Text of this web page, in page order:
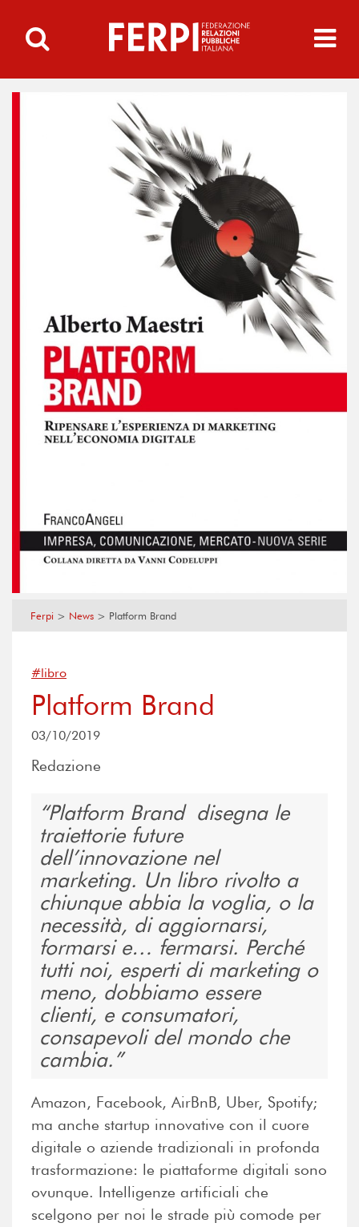
Ferpi > News > Platform Brand
#libro
Platform Brand
03/10/2019
Redazione
Platform Brand disegna le
traiettorie future
dell’innovazione nel
marketing. Un libro rivolto a
chiunque abbia la voglia, o la
necessità, di aggiornarsi,
formarsi e… fermarsi. Perché
tutti noi, esperti di marketing o
meno, dobbiamo essere
clienti, e consumatori,
consapevoli del mondo che
cambia.
Amazon, Facebook, AirBnB, Uber, Spotify;
ma anche startup innovative con il cuore
digitale o aziende tradizionali in profonda
trasformazione: le piattaforme digitali sono
ovunque. Intelligenze artificiali che
scelgono per noi le strade più comode per